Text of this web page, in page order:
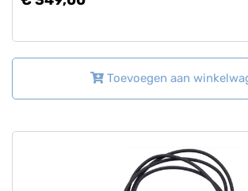
Toevoegen aan